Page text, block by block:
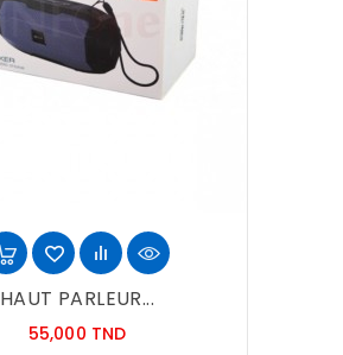
HAUT PARLEUR...
55,000 TNDPrix